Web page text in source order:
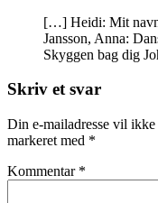
[…] Heidi: Mit navn
Jansson, Anna:
Skyggen bag dig
Skriv et svar
Din e-mailadresse vil
markeret med *
Kommentar *